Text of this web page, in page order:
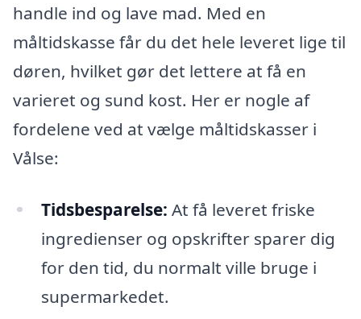
handle ind og lave mad. Med en
måltidskasse får du det hele leveret lige til
døren, hvilket gør det lettere at få en
varieret og sund kost. Her er nogle af
fordelene ved at vælge måltidskasser i
Vålse:
Tidsbesparelse: At få leveret friske
ingredienser og opskrifter sparer dig
for den tid, du normalt ville bruge i
supermarkedet.